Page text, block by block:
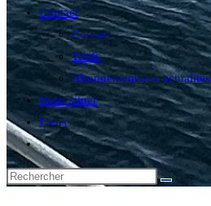
Contact
Contact
Tarifs
Abonnement aux actualités
Nous situer
Liens
Toggle
website
search